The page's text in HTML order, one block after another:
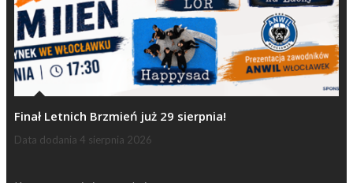
Finał Letnich Brzmień już 29 sierpnia!
Data dodania 4 sierpnia 2026